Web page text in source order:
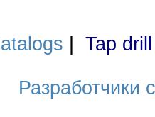
Tap
Разработчики